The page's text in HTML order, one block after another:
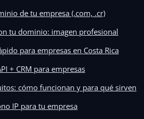
de tu empresa (.com, .cr)
tu dominio: imagen profesional
para empresas en Costa Rica
+ CRM para empresas
cómo funcionan y para qué sirven
IP para tu empresa